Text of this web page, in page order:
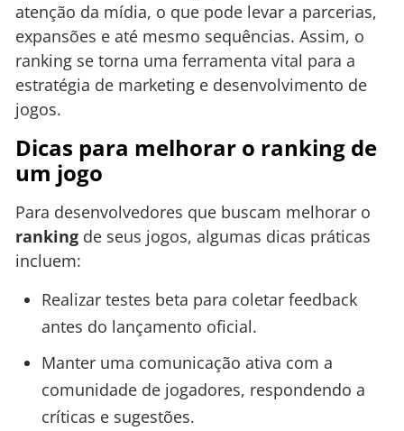
atenção da mídia, o que pode levar a parcerias,
expansões e até mesmo sequências. Assim, o
ranking se torna uma ferramenta vital para a
estratégia de marketing e desenvolvimento de
jogos.
Dicas para melhorar o ranking de
um jogo
Para desenvolvedores que buscam melhorar o
ranking de seus jogos, algumas dicas práticas
incluem:
Realizar testes beta para coletar feedback
antes do lançamento oficial.
Manter uma comunicação ativa com a
comunidade de jogadores, respondendo a
críticas e sugestões.